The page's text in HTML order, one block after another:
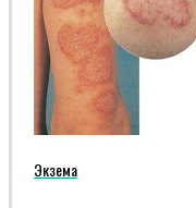
Экзема